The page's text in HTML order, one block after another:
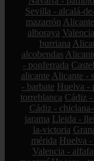
Sevilla - alcalá-
mazarrón
alboraya
burriana
alcobendas
- ponferrada
alicante Alicante -
- barbate Huelva -
torreblanca Cádiz -
Cádiz -
jarama Lleida -
la-victoria
mérida Huelva -
Valencia -